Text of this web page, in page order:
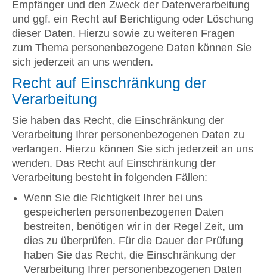
Empfänger und den Zweck der Datenverarbeitung
und ggf. ein Recht auf Berichtigung oder Löschung
dieser Daten. Hierzu sowie zu weiteren Fragen
zum Thema personenbezogene Daten können Sie
sich jederzeit an uns wenden.
Recht auf Einschränkung der
Verarbeitung
Sie haben das Recht, die Einschränkung der
Verarbeitung Ihrer personenbezogenen Daten zu
verlangen. Hierzu können Sie sich jederzeit an uns
wenden. Das Recht auf Einschränkung der
Verarbeitung besteht in folgenden Fällen:
Wenn Sie die Richtigkeit Ihrer bei uns
gespeicherten personenbezogenen Daten
bestreiten, benötigen wir in der Regel Zeit, um
dies zu überprüfen. Für die Dauer der Prüfung
haben Sie das Recht, die Einschränkung der
Verarbeitung Ihrer personenbezogenen Daten